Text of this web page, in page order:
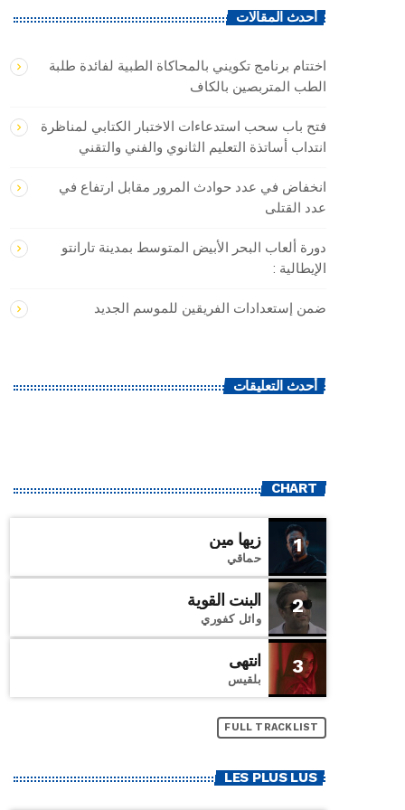
أحدث المقالات
اختتام برنامج تكويني بالمحاكاة الطبية لفائدة طلبة
الطب المتربصين بالكاف
فتح باب سحب استدعاءات الاختبار الكتابي لمناظرة
انتداب أساتذة التعليم الثانوي والفني والتقني
انخفاض في عدد حوادث المرور مقابل ارتفاع في
عدد القتلى
دورة ألعاب البحر الأبيض المتوسط بمدينة تارانتو
الإيطالية :
ضمن إستعدادات الفريقين للموسم الجديد
أحدث التعليقات
CHART
1 زيها مين
حماقي
2 البنت القوية
وائل كفوري
3 انتهى
بلقيس
FULL TRACKLIST
LES PLUS LUS